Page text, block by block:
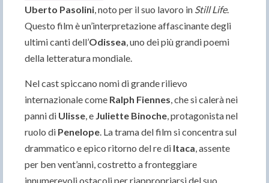
Uberto Pasolini, noto per il suo lavoro in Still Life.
Questo film è un’interpretazione affascinante degli
ultimi canti dell’Odissea, uno dei più grandi poemi
della letteratura mondiale.
Nel cast spiccano nomi di grande rilievo
internazionale come Ralph Fiennes, che si calerà nei
panni di Ulisse, e Juliette Binoche, protagonista nel
ruolo di Penelope. La trama del film si concentra sul
drammatico e epico ritorno del re di Itaca, assente
per ben vent’anni, costretto a fronteggiare
innumerevoli ostacoli per riappropriarsi del suo